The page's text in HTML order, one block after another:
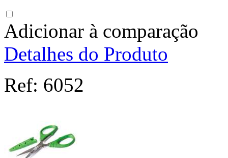
Adicionar à comparação
Detalhes do Produto
Ref: 6052